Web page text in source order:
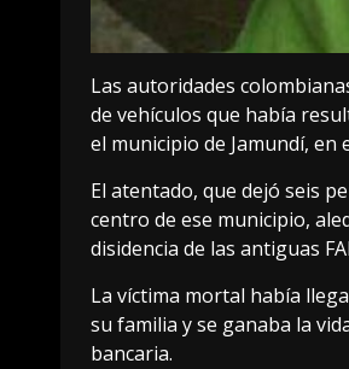
Las autoridades
de vehículos que había
el municipio de Jamundí, en
El atentado, que dejó seis
centro de ese municipio,
disidencia de las antiguas
La víctima mortal había
su familia y se ganaba la
bancaria.